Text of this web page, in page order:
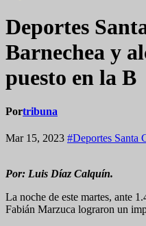
Deportes
Barnechea y
puesto en la B
Portribuna
Mar 15, 2023 #Deportes Santa
Por: Luis Díaz Calquín.
La noche de este martes, ante
Fabián Marzuca lograron un